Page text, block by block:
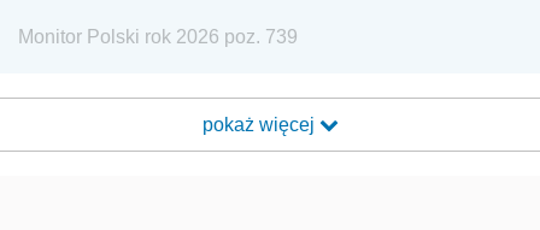
Monitor Polski rok 2026 poz. 739
pokaż więcej